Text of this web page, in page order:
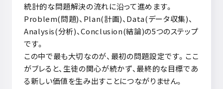
統計的な問題解決の流れに沿って進めます。
Problem(問題)、 Plan(計画)、 Data(データ収集)、
Analysis(分析)、Conclusion(結論)の5つのステップ
です。
この中で最も大切なのが、最初の問題設定です。ここ
がブレると、生徒の関心が続かず、最終的な目標であ
る新しい価値を生み出すことにつながりません。